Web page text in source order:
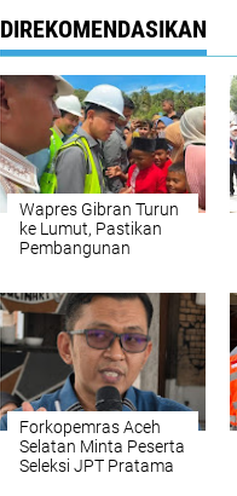
DIREKOMENDASIKAN
Wapres Gibran Turun
ke Lumut, Pastikan
Pembangunan
Warga
Forkopemras Aceh
Selatan Minta Peserta
Seleksi JPT Pratama